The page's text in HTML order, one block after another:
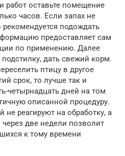
работ оставьте помещение
часов. Если запах не
рекомендуется подождать
предоставляет сам
по применению. Далее
дать свежий корм.
птицу в другое
срок, то лучше так и
четырнадцать дней на том
описанной процедуру.
реагируют на обработку, а
две недели позволит
к тому времени